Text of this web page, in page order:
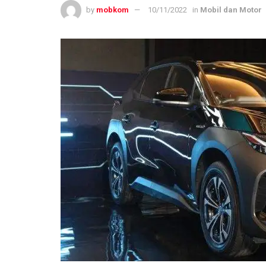
by mobkom 10/11/2022 in Mobil dan Motor